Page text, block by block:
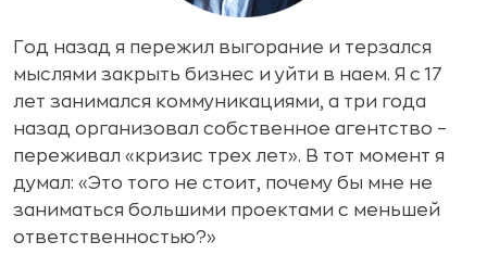
Год назад я пережил выгорание и терзался
мыслями закрыть бизнес и уйти в наем. Я с 17
лет занимался коммуникациями, а три года
назад организовал собственное агентство –
переживал «кризис трех лет». В тот момент я
думал: «Это того не стоит, почему бы мне не
заниматься большими проектами с меньшей
ответственностью?»